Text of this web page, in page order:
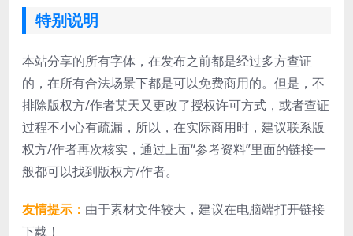
特别说明
本站分享的所有字体，在发布之前都是经过多方查证
的，在所有合法场景下都是可以免费商用的。但是，不
排除版权方/作者某天又更改了授权许可方式，或者查证
过程不小心有疏漏，所以，在实际商用时，建议联系版
权方/作者再次核实，通过上面“参考资料”里面的链接一
般都可以找到版权方/作者。
友情提示： 由于素材文件较大，建议在电脑端打开链接
下载！